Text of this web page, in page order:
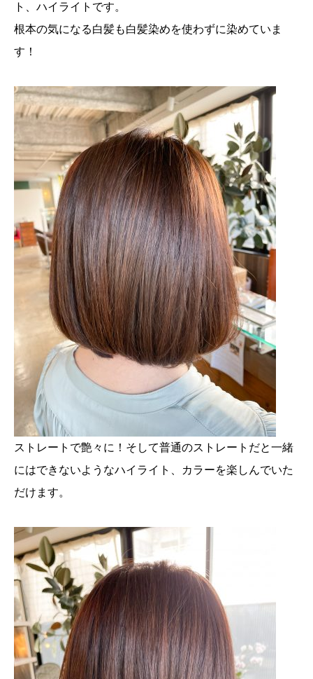
ト、ハイライトです。
根本の気になる白髪も白髪染めを使わずに染めていま
す！
ストレートで艶々に！そして普通のストレートだと一緒
にはできないようなハイライト、カラーを楽しんでいた
だけます。